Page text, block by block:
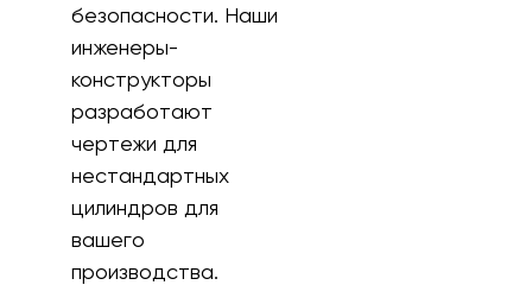
безопасности. Наши
инженеры-
конструкторы
разработают
чертежи для
нестандартных
цилиндров для
вашего
производства.